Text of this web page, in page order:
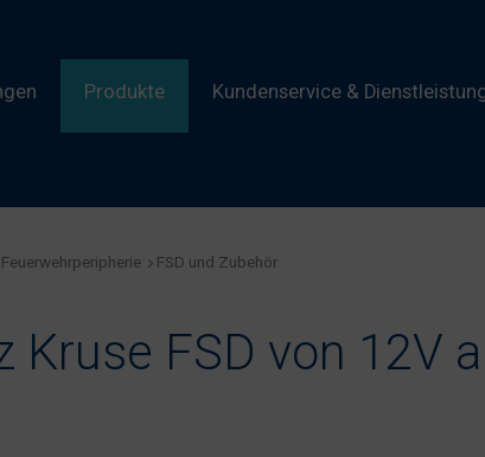
Produkte Kundenservice &
Feuerwehrperipherie FSD und Zubehör
Kruse FSD von 12V